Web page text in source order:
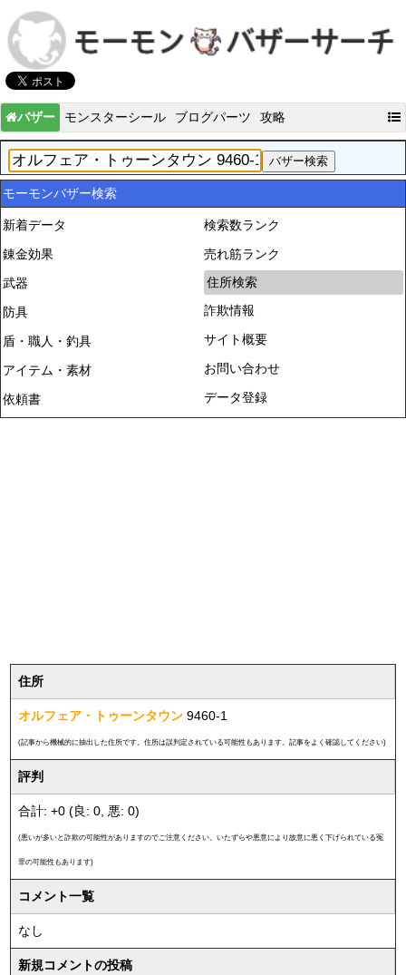
バザー モンスターシール ブログパーツ 攻略
モーモンバザー検索
新着データ
錬金効果
武器
防具
盾・職人・釣具
アイテム・素材
依頼書
検索数ランク
売れ筋ランク
住所検索
詐欺情報
サイト概要
お問い合わせ
データ登録
住所
オルフェア・トゥーンタウン 9460-1
(記事から機械的に抽出した住所です。住所は誤判定されている可能性もあります。記事をよく確認してください)
評判
合計: +0 (良: 0, 悪: 0)
(悪いが多いと詐欺の可能性がありますのでご注意ください。いたずらや悪意により故意に悪く下げられている冤
罪の可能性もあります)
コメント一覧
なし
新規コメントの投稿